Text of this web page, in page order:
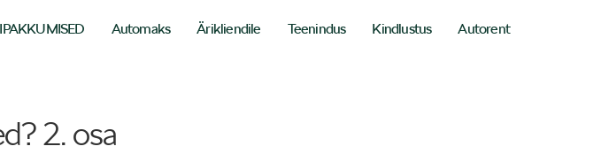
Automaks Ärikliendile Teenindus Kindlustus
Autorent
2. osa